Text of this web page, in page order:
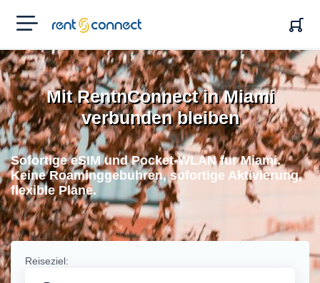
RENT'N
CONNECT
Mit RentnConnect in Miami
verbunden bleiben
Sofortige eSIM und Pocket-WLAN fur Miami.
Keine Roaminggebuhren, sofortige Aktivierung,
flexible Plane.
Reiseziel: